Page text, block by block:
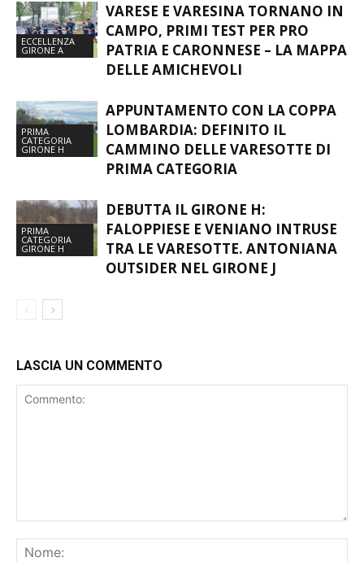
ECCELLENZA
GIRONE A
VARESE E VARESINA TORNANO IN
CAMPO, PRIMI TEST PER PRO
PATRIA E CARONNESE – LA MAPPA
DELLE AMICHEVOLI
PRIMA
CATEGORIA
GIRONE H
APPUNTAMENTO CON LA COPPA
LOMBARDIA: DEFINITO IL
CAMMINO DELLE VARESOTTE DI
PRIMA CATEGORIA
PRIMA
CATEGORIA
GIRONE H
DEBUTTA IL GIRONE H:
FALOPPIESE E VENIANO INTRUSE
TRA LE VARESOTTE. ANTONIANA
OUTSIDER NEL GIRONE J
LASCIA UN COMMENTO